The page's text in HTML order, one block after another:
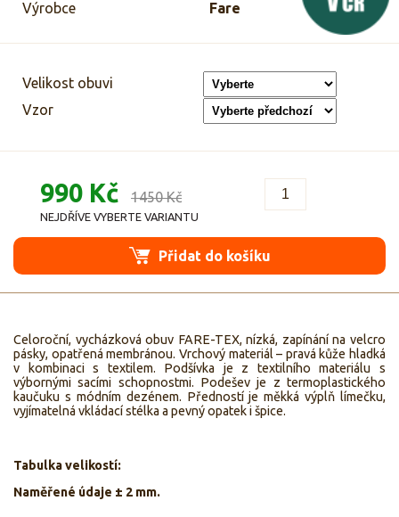
Výrobce Fare
Velikost obuvi
Vzor
990 Kč 1450 Kč
NEJDŘÍVE VYBERTE VARIANTU
Přidat do košíku
Celoroční, vycházková obuv FARE-TEX, nízká, zapínání na velcro
pásky, opatřená membránou. Vrchový materiál – pravá kůže hladká
v kombinaci s textilem. Podšívka je z textilního materiálu s
výbornými sacími schopnostmi. Podešev je z termoplastického
kaučuku s módním dezénem. Předností je měkká výplň límečku,
vyjímatelná vkládací stélka a pevný opatek i špice.
Tabulka velikostí:
Naměřené údaje ± 2 mm.